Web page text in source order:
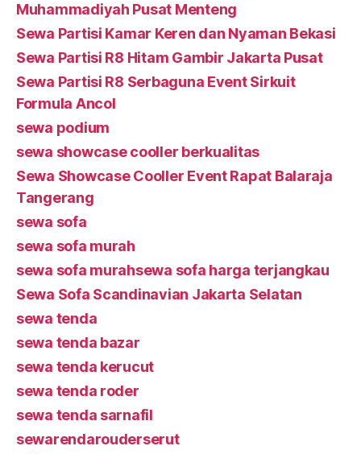
Muhammadiyah Pusat Menteng
Sewa Partisi Kamar Keren dan Nyaman Bekasi
Sewa Partisi R8 Hitam Gambir Jakarta Pusat
Sewa Partisi R8 Serbaguna Event Sirkuit
Formula Ancol
sewa podium
sewa showcase cooller berkualitas
Sewa Showcase Cooller Event Rapat Balaraja
Tangerang
sewa sofa
sewa sofa murah
sewa sofa murahsewa sofa harga terjangkau
Sewa Sofa Scandinavian Jakarta Selatan
sewa tenda
sewa tenda bazar
sewa tenda kerucut
sewa tenda roder
sewa tenda sarnafil
sewarendarouderserut